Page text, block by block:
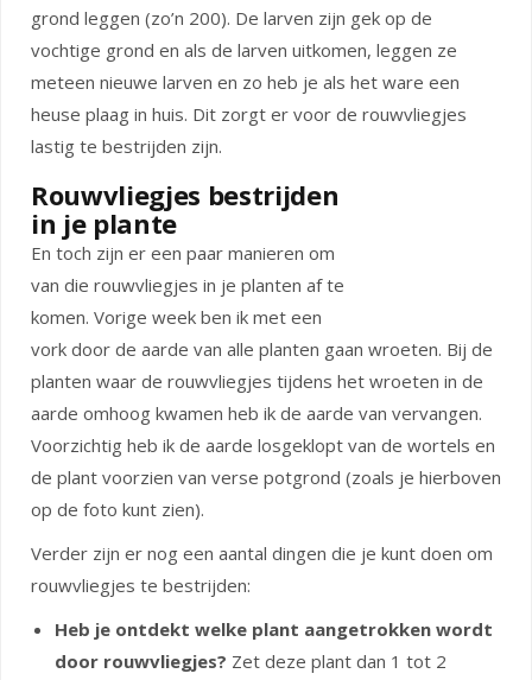
grond leggen (zo’n 200). De larven zijn gek op de
vochtige grond en als de larven uitkomen, leggen ze
meteen nieuwe larven en zo heb je als het ware een
heuse plaag in huis. Dit zorgt er voor de rouwvliegjes
lastig te bestrijden zijn.
Rouwvliegjes bestrijden
in je plante
En toch zijn er een paar manieren om
van die rouwvliegjes in je planten af te
komen. Vorige week ben ik met een
vork door de aarde van alle planten gaan wroeten. Bij de
planten waar de rouwvliegjes tijdens het wroeten in de
aarde omhoog kwamen heb ik de aarde van vervangen.
Voorzichtig heb ik de aarde losgeklopt van de wortels en
de plant voorzien van verse potgrond (zoals je hierboven
op de foto kunt zien).
Verder zijn er nog een aantal dingen die je kunt doen om
rouwvliegjes te bestrijden:
Heb je ontdekt welke plant aangetrokken wordt
door rouwvliegjes? Zet deze plant dan 1 tot 2